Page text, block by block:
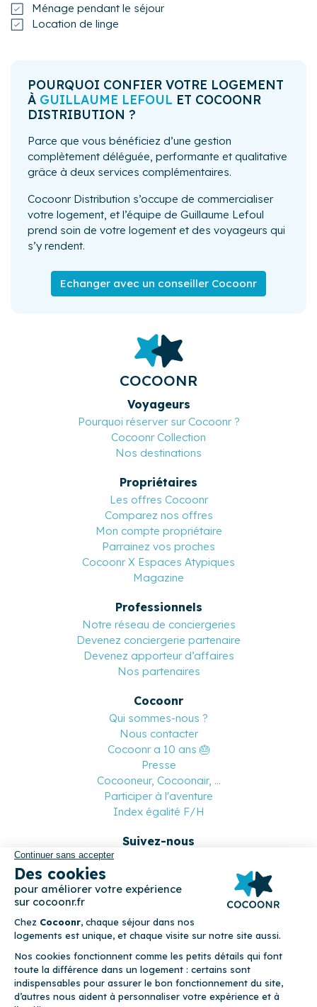
Ménage pendant le séjour
Location de linge
POURQUOI CONFIER VOTRE LOGEMENT
À GUILLAUME LEFOUL ET COCOONR
DISTRIBUTION ?
Parce que vous bénéficiez d’une gestion
complètement déléguée, performante et qualitative
grâce à deux services complémentaires.
Cocoonr Distribution s’occupe de commercialiser
votre logement, et l’équipe de Guillaume Lefoul
prend soin de votre logement et des voyageurs qui
s’y rendent.
Echanger avec un conseiller Cocoonr
COCOONR
Voyageurs
Pourquoi réserver sur Cocoonr ?
Cocoonr Collection
Nos destinations
Propriétaires
Les offres Cocoonr
Comparez nos offres
Mon compte propriétaire
Parrainez vos proches
Cocoonr X Espaces Atypiques
Magazine
Professionnels
Notre réseau de conciergeries
Devenez conciergerie partenaire
Devenez apporteur d’affaires
Nos partenaires
Cocoonr
Qui sommes-nous ?
Nous contacter
Cocoonr a 10 ans 🎂
Presse
Cocooneur, Cocoonair, ...
Participer à l'aventure
Index égalité F/H
Suivez-nous